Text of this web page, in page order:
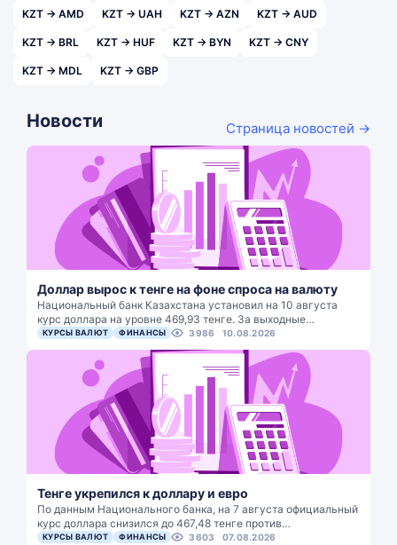
KZT → AMD KZT → UAH KZT → AZN KZT → AUD
KZT → BRL KZT → HUF KZT → BYN KZT → CNY
KZT → MDL KZT → GBP
Новости Страница новостей →
Доллар вырос к тенге на фоне спроса на валюту
Национальный банк Казахстана установил на 10 августа
курс доллара на уровне 469,93 тенге. За выходные…
КУРСЫ ВАЛЮТ ФИНАНСЫ 3986 10.08.2026
Тенге укрепился к доллару и евро
По данным Национального банка, на 7 августа официальный
курс доллара снизился до 467,48 тенге против…
КУРСЫ ВАЛЮТ ФИНАНСЫ 3603 07.08.2026